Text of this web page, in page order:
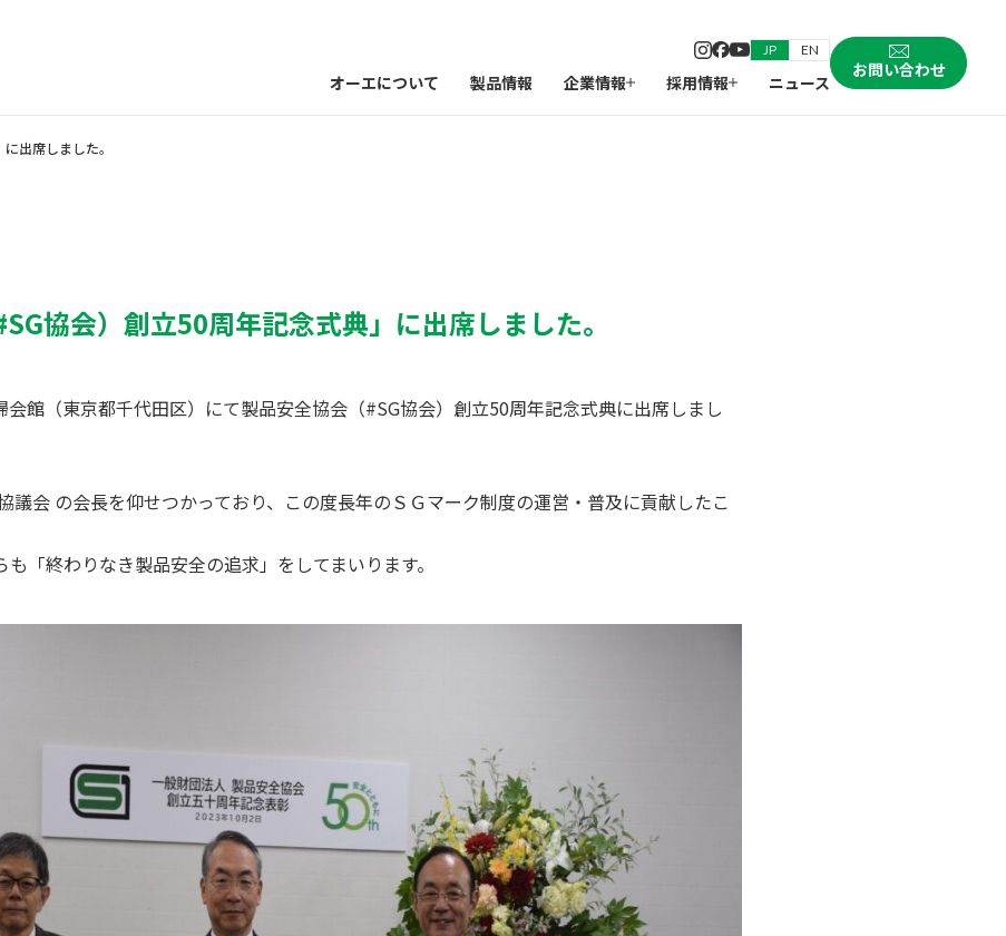
JP EN
オーエについて 製品情報 企業情報 採用情報 ニュース
お問い合わせ
出席しました。
協会）創立50周年記念式典」に出席しました。
館（東京都千代田区）にて製品安全協会（#SG協会）創立50周年記念式典に出席しまし
議会 の会長を仰せつかっており、この度長年のＳＧマーク制度の運営・普及に貢献したこ
「終わりなき製品安全の追求」をしてまいります。